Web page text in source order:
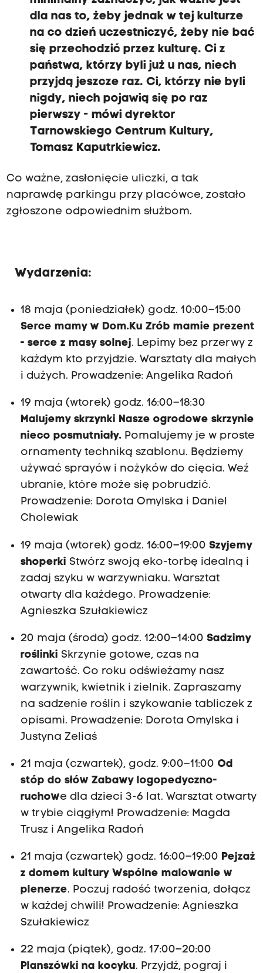
dla nas to, żeby jednak w tej kulturze
na co dzień uczestniczyć, żeby nie bać
się przechodzić przez kulturę. Ci z
państwa, którzy byli już u nas, niech
przyjdą jeszcze raz. Ci, którzy nie byli
nigdy, niech pojawią się po raz
pierwszy - mówi dyrektor
Tarnowskiego Centrum Kultury,
Tomasz Kaputrkiewicz.
Co ważne, zasłonięcie uliczki, a tak
naprawdę parkingu przy placówce, zostało
zgłoszone odpowiednim służbom.
Wydarzenia:
18 maja (poniedziałek) godz. 10:00–15:00
Serce mamy w Dom.Ku Zrób mamie prezent
- serce z masy solnej. Lepimy bez przerwy z
każdym kto przyjdzie. Warsztaty dla małych
i dużych. Prowadzenie: Angelika Radoń
19 maja (wtorek) godz. 16:00–18:30
Malujemy skrzynki Nasze ogrodowe skrzynie
nieco posmutniały.Pomalujemy je w proste
ornamenty techniką szablonu. Będziemy
używać sprayów i nożyków do cięcia. Weź
ubranie, które może się pobrudzić.
Prowadzenie: Dorota Omylska i Daniel
Cholewiak
19 maja (wtorek) godz. 16:00–19:00 Szyjemy
shoperki Stwórz swoją eko-torbę idealną i
zadaj szyku w warzywniaku. Warsztat
otwarty dla każdego. Prowadzenie:
Agnieszka Szułakiewicz
20 maja (środa) godz. 12:00–14:00 Sadzimy
roślinki Skrzynie gotowe, czas na
zawartość. Co roku odświeżamy nasz
warzywnik, kwietnik i zielnik. Zapraszamy
na sadzenie roślin i szykowanie tabliczek z
opisami. Prowadzenie: Dorota Omylska i
Justyna Zeliaś
21 maja (czwartek), godz. 9:00–11:00 Od
stóp do słów Zabawy logopedyczno-
ruchowe dla dzieci 3-6 lat. Warsztat otwarty
w trybie ciągłym! Prowadzenie: Magda
Trusz i Angelika Radoń
21 maja (czwartek) godz. 16:00–19:00 Pejzaż
z domem kultury Wspólne malowanie w
plenerze. Poczuj radość tworzenia, dołącz
w każdej chwili! Prowadzenie: Agnieszka
Szułakiewicz
22 maja (piątek), godz. 17:00–20:00
Planszówki na kocyku. Przyjdź, pograj i